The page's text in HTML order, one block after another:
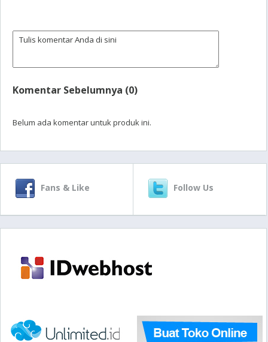
Komentar Sebelumnya (0)
Belum ada komentar untuk produk ini.
Fans & Like Follow Us